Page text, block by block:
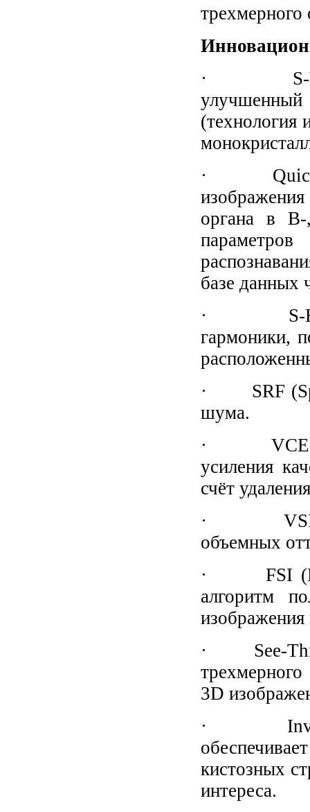
трехмерного
· S-Vue
улучшенный
(технология
· Quick
органа в
базе данных
· S-
гармоники,
· SRF
шума.
· VCE
усиления
счёт
· VSI
объемных
· FSI (Full
алгоритм
изображения
· See-Thru
3D
·
кистозных
интереса.